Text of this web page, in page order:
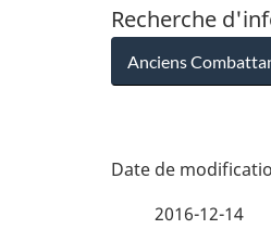
Recherche
Anciens
D
2016-12-14